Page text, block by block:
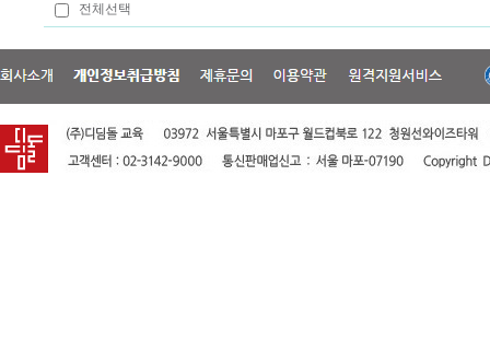
전체선택